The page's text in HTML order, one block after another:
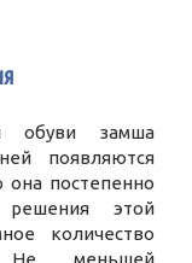
замша
появляются
она постепенно
решения этой
количество
Не меньшей